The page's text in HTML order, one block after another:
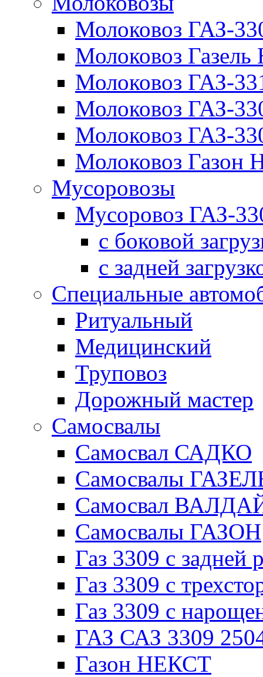
Молоковоз ГАЗ-
Молоковоз
Молоковоз ГАЗ-
Молоковоз ГАЗ-
Молоковоз ГАЗ-
Молоковоз Газон
Мусоровозы
Мусоровоз ГАЗ-
с боковой
с задней
Специальные
Ритуальный
Медицинский
Труповоз
Дорожный мастер
Самосвалы
Самосвал САДКО
Самосвалы
Самосвал
Самосвалы ГАЗОН
Газ 3309 с задней
Газ 3309 с
Газ 3309 с
ГАЗ САЗ 3309
Газон НЕКСТ